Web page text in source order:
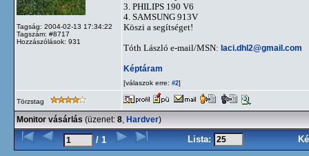
Tagság: 2004-02-13 17:34:22
Tagszám: #8717
Hozzászólások: 931
3. PHILIPS 190 V6
4. SAMSUNG 913V
Köszi a segítséget!
Tóth László e-mail/MSN: laci.dhl2@gmail.com
Képtáram
[válaszok erre: #2]
Törzstag
Monitor vásárlás (üzenet: 8, Hardver)
/ 1 Lista: